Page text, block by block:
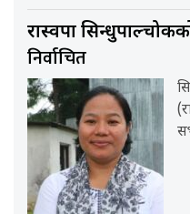
रास्वपा
निर्वाचित